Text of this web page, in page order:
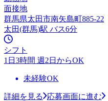
面接地
群馬県太田市南矢島町885-22
太田(群馬)駅 バス6分
シフト
1日3時間 週2日からOK
未経験OK
詳細を見る
応募画面に進む